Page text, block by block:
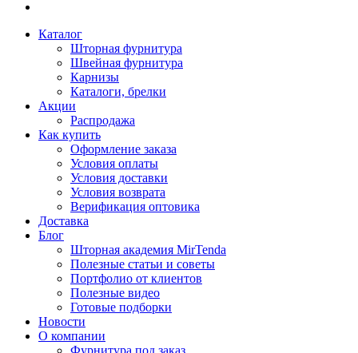
Каталог
Шторная фурнитура
Швейная фурнитура
Карнизы
Каталоги, брелки
Акции
Распродажа
Как купить
Оформление заказа
Условия оплаты
Условия доставки
Условия возврата
Верификация оптовика
Доставка
Блог
Шторная академия MirTenda
Полезные статьи и советы
Портфолио от клиентов
Полезные видео
Готовые подборки
Новости
О компании
Фурнитура под заказ